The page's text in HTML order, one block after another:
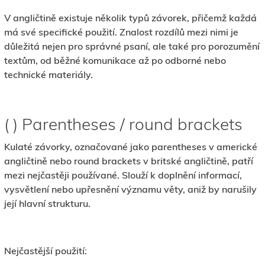
V angličtině existuje několik typů závorek, přičemž každá
má své specifické použití. Znalost rozdílů mezi nimi je
důležitá nejen pro správné psaní, ale také pro porozumění
textům, od běžné komunikace až po odborné nebo
technické materiály.
( ) Parentheses / round brackets
Kulaté závorky, označované jako parentheses v americké
angličtině nebo round brackets v britské angličtině, patří
mezi nejčastěji používané. Slouží k doplnění informací,
vysvětlení nebo upřesnění významu věty, aniž by narušily
její hlavní strukturu.
Nejčastější použití: